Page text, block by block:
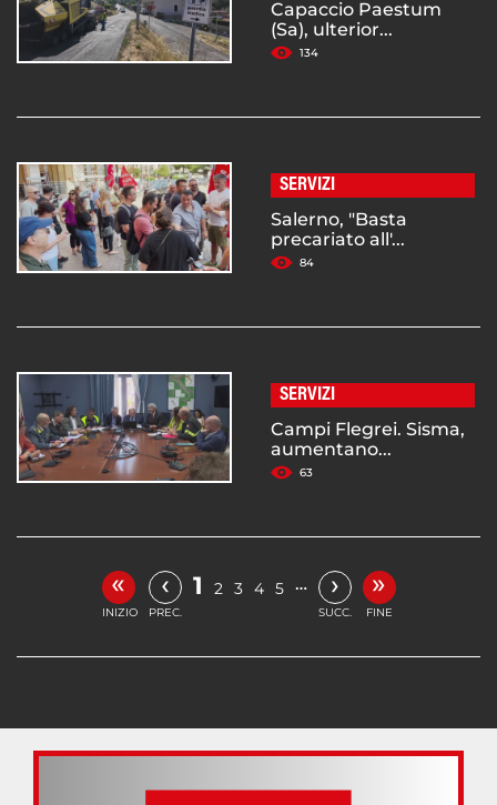
Capaccio Paestum
(Sa), ulterior...
134
SERVIZI
Salerno, "Basta
precariato all'...
84
SERVIZI
Campi Flegrei. Sisma,
aumentano...
63
«
INIZIO
‹
PREC.
1 2 3 4 5 … ›
SUCC.
»
FINE